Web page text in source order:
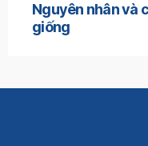
Nguyên nhân và
giống